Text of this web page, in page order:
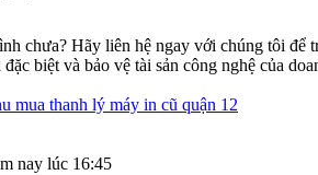
chưa? Hãy liên hệ ngay với chúng tôi để
biệt và bảo vệ tài sản công nghệ của
mua thanh lý máy in cũ quận 12
nay lúc 16:45